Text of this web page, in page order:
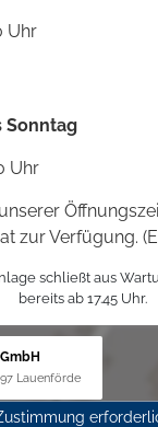
Uhr
Sonntag
Uhr
zur Verfügung.
schließt aus
bereits ab 17.45 Uhr.
Lauenförde